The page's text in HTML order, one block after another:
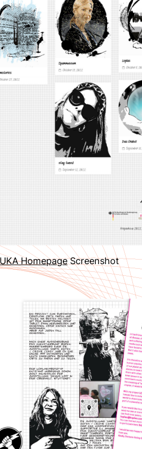
HomepageScreenshot